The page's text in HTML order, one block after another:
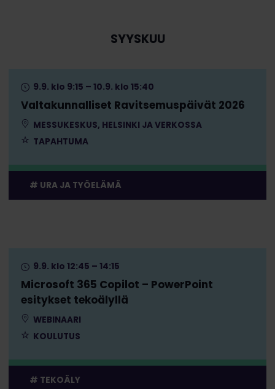
SYYSKUU
Valtakunnalliset Ravitsemuspäivät 2026
9.9. klo 9:15 – 10.9. klo 15:40
MESSUKESKUS, HELSINKI JA VERKOSSA
TAPAHTUMA
URA JA TYÖELÄMÄ
Microsoft 365 Copilot – PowerPoint
esitykset tekoälyllä
9.9. klo 12:45 – 14:15
WEBINAARI
KOULUTUS
TEKOÄLY